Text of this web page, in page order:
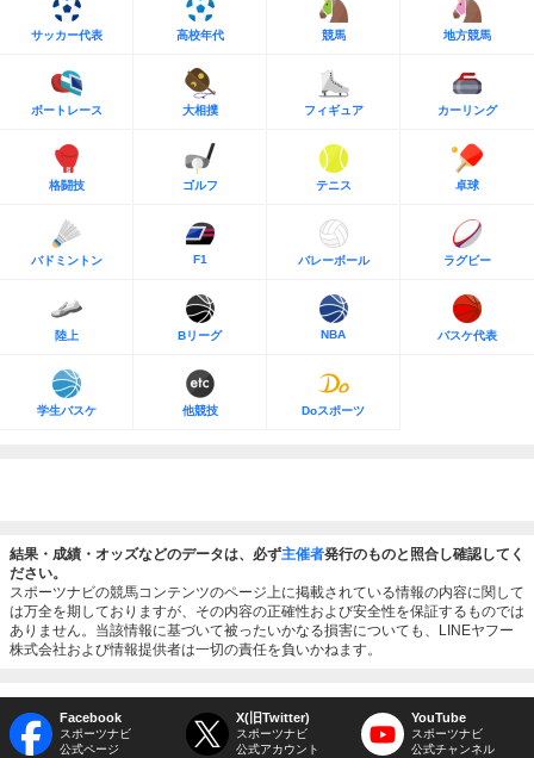
サッカー代表 高校年代 競馬 地方競馬
ボートレース 大相撲 フィギュア カーリング
格闘技 ゴルフ テニス 卓球
バドミントン F1 バレーボール ラグビー
陸上 Bリーグ NBA バスケ代表
学生バスケ 他競技 Doスポーツ
結果・成績・オッズなどのデータは、必ず主催者発行のものと照合し確認してく
ださい。
スポーツナビの競馬コンテンツのページ上に掲載されている情報の内容に関して
は万全を期しておりますが、その内容の正確性および安全性を保証するものでは
ありません。当該情報に基づいて被ったいかなる損害についても、LINEヤフー
株式会社および情報提供者は一切の責任を負いかねます。
Facebook
スポーツナビ
公式ページ
X(旧Twitter)
スポーツナビ
公式アカウント
YouTube
スポーツナビ
公式チャンネル